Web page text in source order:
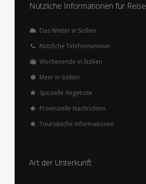
Nützliche Informationen für
Das Wetter in Sizilien
Nützliche Telefonnummer
Wochenende in Sizilien
Meer in Sizilien
Spezielle Angebote
Provinzielle Nachrichten
Touristische Informationen
Art der Unterkunft